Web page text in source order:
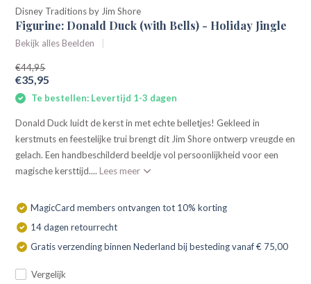
Disney Traditions by Jim Shore
Figurine: Donald Duck (with Bells) - Holiday Jingle
Bekijk alles Beelden
€44,95
€35,95
Te bestellen: Levertijd 1-3 dagen
Donald Duck luidt de kerst in met echte belletjes! Gekleed in
kerstmuts en feestelijke trui brengt dit Jim Shore ontwerp vreugde en
gelach. Een handbeschilderd beeldje vol persoonlijkheid voor een
magische kersttijd.... Lees meer
MagicCard members ontvangen tot 10% korting
14 dagen retourrecht
Gratis verzending binnen Nederland bij besteding vanaf € 75,00
Vergelijk